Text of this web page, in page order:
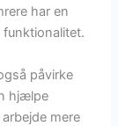
har en
påvirke
hjælpe
mere